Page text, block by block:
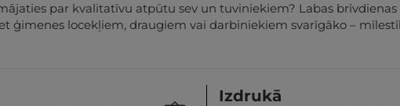
par kvalitatīvu atpūtu sev un tuviniekiem? Labas
ģimenes locekļiem, draugiem vai darbiniekiem svarīgāko –
Izdrukā